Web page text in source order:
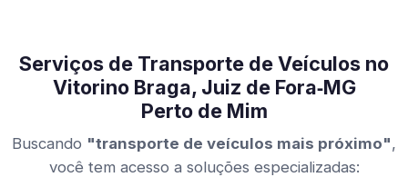
Serviços de Transporte de Veículos no
Vitorino Braga, Juiz de Fora‑MG
Perto de Mim
Buscando "transporte de veículos mais próximo",
você tem acesso a soluções especializadas: